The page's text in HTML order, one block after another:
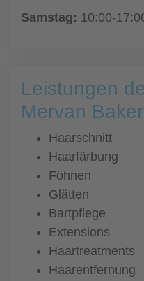
Samstag: 10:00-
Leistungen
Mervan
Haarschnitt
Haarfärbung
Föhnen
Glätten
Bartpflege
Extensions
Haartreatments
Haarentfernung